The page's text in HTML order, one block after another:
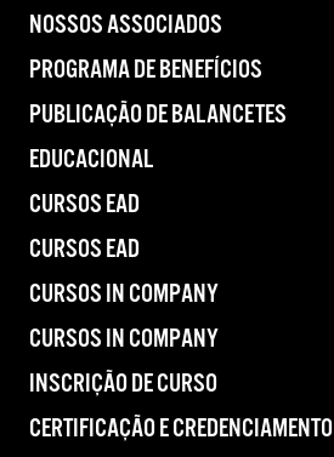
NOSSOS ASSOCIADOS
PROGRAMA DE BENEFÍCIOS
PUBLICAÇÃO DE BALANCETES
EDUCACIONAL
CURSOS EAD
CURSOS EAD
CURSOS IN COMPANY
CURSOS IN COMPANY
INSCRIÇÃO DE CURSO
CERTIFICAÇÃO E CREDENCIAMENTO